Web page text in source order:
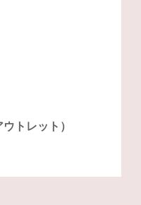
トレット）